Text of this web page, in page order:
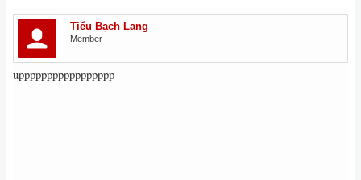
Tiểu Bạch Lang
Member
uppppppppppppppppp